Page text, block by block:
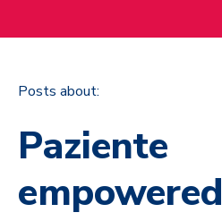
Posts about:
Paziente
empowered